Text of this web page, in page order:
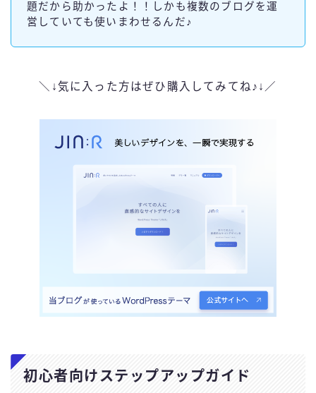
題だから助かったよ！！しかも複数のブログを運
営していても使いまわせるんだ♪
＼↓気に入った方はぜひ購入してみてね♪↓／
初心者向けステップアップガイド